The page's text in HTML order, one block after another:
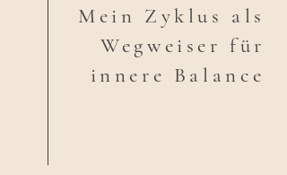
Mein Zyklus als
Wegweiser für
innere Balance